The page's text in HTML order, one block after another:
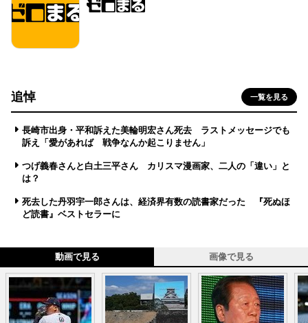
追悼 一覧を見る
長崎市出身・平和訴えた美輪明宏さん死去 ラストメッセージでも
訴え「愛があれば 戦争なんか起こりません」
つげ義春さんと白土三平さん カリスマ漫画家、二人の「違い」と
は？
死去した丹羽宇一郎さんは、経済界有数の読書家だった 『死ぬほ
ど読書』ベストセラーに
動画で見る 画像で見る